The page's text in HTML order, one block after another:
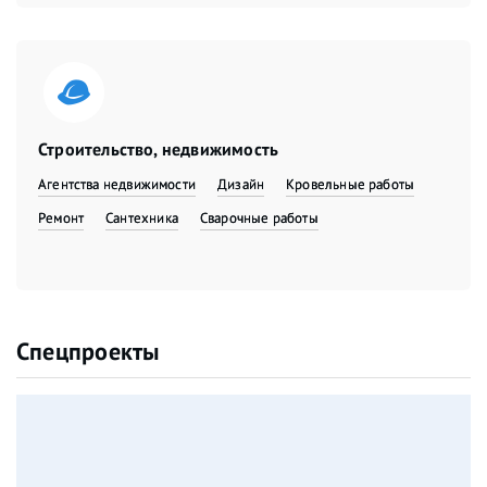
Строительство, недвижимость
Агентства недвижимости Дизайн
Кровельные работы
Ремонт
Сантехника Сварочные работы
Спецпроекты